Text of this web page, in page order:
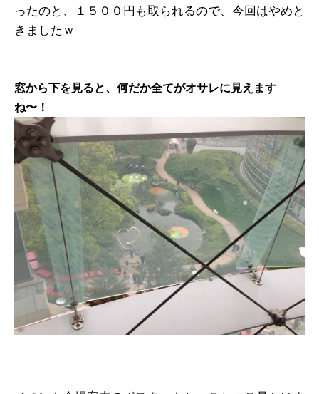
ったのと、１５００円も取られるので、今回はやめと
きましたｗ
窓から下を見ると、何だか全てがオサレに見えます
ね〜！